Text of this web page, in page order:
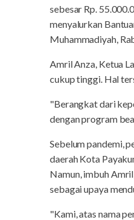
sebesar Rp.
menyalurkan
Muhammadiyah,
Amril Anza, Ketua
cukup tinggi. Hal
"Berangkat dari
dengan program
Sebelum pandemi,
daerah Kota
Namun, imbuh
sebagai upaya
"Kami, atas nama